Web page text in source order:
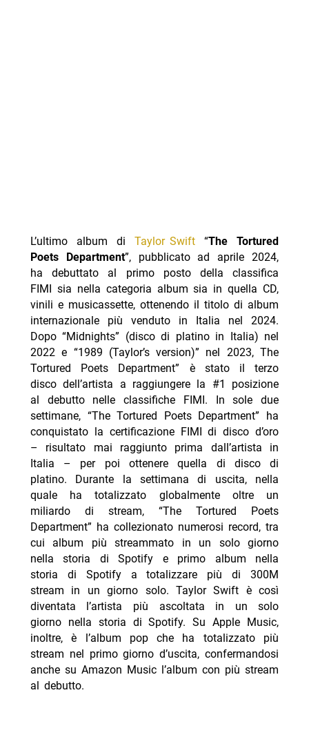
L’ultimo album diTaylor Swift “The Tortured
Poets Department”, pubblicato ad aprile 2024,
ha debuttato al primo posto della classifica
FIMI sia nella categoria album sia in quella CD,
vinili e musicassette, ottenendo il titolo di album
internazionale più venduto in Italia nel 2024.
Dopo “Midnights” (disco di platino in Italia) nel
2022 e “1989 (Taylor’s version)” nel 2023, The
Tortured Poets Department” è stato il terzo
disco dell’artista a raggiungere la #1 posizione
al debutto nelle classifiche FIMI. In sole due
settimane, “The Tortured Poets Department” ha
conquistato la certificazione FIMI di disco d’oro
– risultato mai raggiunto prima dall’artista in
Italia – per poi ottenere quella di disco di
platino. Durante la settimana di uscita, nella
quale ha totalizzato globalmente oltre un
miliardo di stream, “The Tortured Poets
Department” ha collezionato numerosi record, tra
cui album più streammato in un solo giorno
nella storia di Spotify e primo album nella
storia di Spotify a totalizzare più di 300M
stream in un giorno solo. Taylor Swift è così
diventata l’artista più ascoltata in un solo
giorno nella storia di Spotify. Su Apple Music,
inoltre, è l’album pop che ha totalizzato più
stream nel primo giorno d’uscita, confermandosi
anche su Amazon Music l’album con più stream
al debutto.